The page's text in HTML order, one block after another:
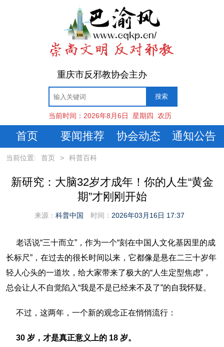
重庆市反邪教协会主办
当前时间： 2026年8月6日 星期四 农历
首页 要闻推荐 协会动态 通知公告
当前位置: 首页 > 科普百科
新研究：大脑32岁才成年！你的人生“黄金
期”才刚刚开始
来源： 科普中国 时间： 2026年03月16日 17:37
老话说“三十而立”，作为一个“刻在中国人文化基因里的成
长标尺”，在过去的很长时间以来，它都像是悬在二三十岁年
轻人心头的一道坎，给大家带来了极大的“人生定型焦虑”，
总会让人不自觉陷入“我是不是已经来不及了”的自我怀疑。
不过，这两年，一个新的观念正在悄悄流行：
30 岁，才是真正意义上的 18 岁。